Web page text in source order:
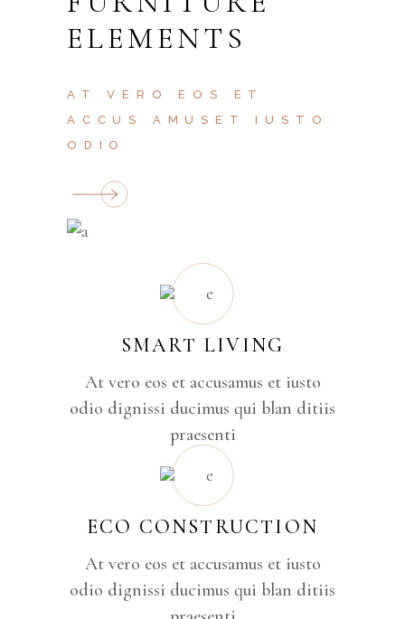
ELEMENTS
AT VERO EOS ET
ACCUS AMUSET IUSTO
ODIO
SMART LIVING
At vero eos et accusamus et iusto
odio dignissi ducimus qui blan ditiis
praesenti
ECO CONSTRUCTION
At vero eos et accusamus et iusto
odio dignissi ducimus qui blan ditiis